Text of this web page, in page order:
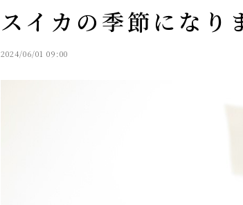
スイカの季節になり
2024/06/01 09:00